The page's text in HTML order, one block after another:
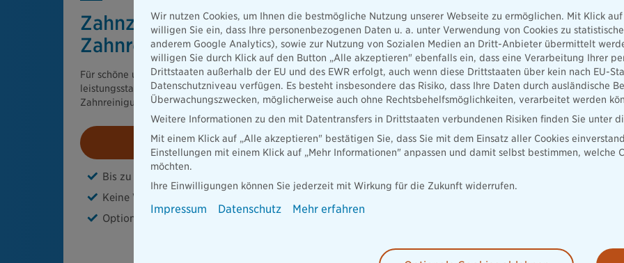
Zahnzusatz­versicherung
Zahnreinigung
Für schöne und gesunde Zähne: Profitieren Sie von unseren
leistungsstarken Zahnzusatztarifen für Ihre regelmäßige
Zahnreinigung!
Beitrag berechnen
Bis zu 100% Leistungserstattung
Keine Wartezeiten
Optional inklusive Bleaching
Wir nutzen Cookies, um Ihnen die bestmögliche Nutzung unserer Webseite zu ermöglichen. Mit Klick
willigen Sie ein, dass Ihre personenbezogenen Daten u. a. unter Verwendung von Cookies zu
anderem Google Analytics), sowie zur Nutzung von Sozialen Medien an Dritt-Anbieter übermittelt
willigen Sie durch Klick auf den Button „Alle akzeptieren" ebenfalls ein, dass eine Verarbeitung Ihrer
Drittstaaten außerhalb der EU und des EWR erfolgt, auch wenn diese Drittstaaten über kein nach EU-
Datenschutzniveau verfügen. Es besteht insbesondere das Risiko, dass Ihre Daten durch ausländische
Überwachungszwecken, möglicherweise auch ohne Rechtsbehelfsmöglichkeiten, verarbeitet werden
Weitere Informationen zu den mit Datentransfers in Drittstaaten verbundenen Risiken finden Sie unter
Mit einem Klick auf „Alle akzeptieren" bestätigen Sie, dass Sie mit dem Einsatz aller Cookies
Einstellungen mit einem Klick auf „Mehr Informationen" anpassen und damit selbst bestimmen, welche
möchten.
Ihre Einwilligungen können Sie jederzeit mit Wirkung für die Zukunft widerrufen.
Impressum Datenschutz Mehr erfahren